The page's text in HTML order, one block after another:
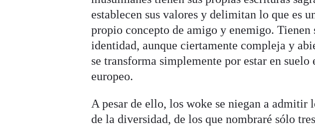
establecen sus valores y delimitan lo que es
propio concepto de amigo y enemigo. Tienen
identidad, aunque ciertamente compleja y
se transforma simplemente por estar en
europeo.
A pesar de ello, los woke se niegan a admitir
de la diversidad, de los que nombraré sólo